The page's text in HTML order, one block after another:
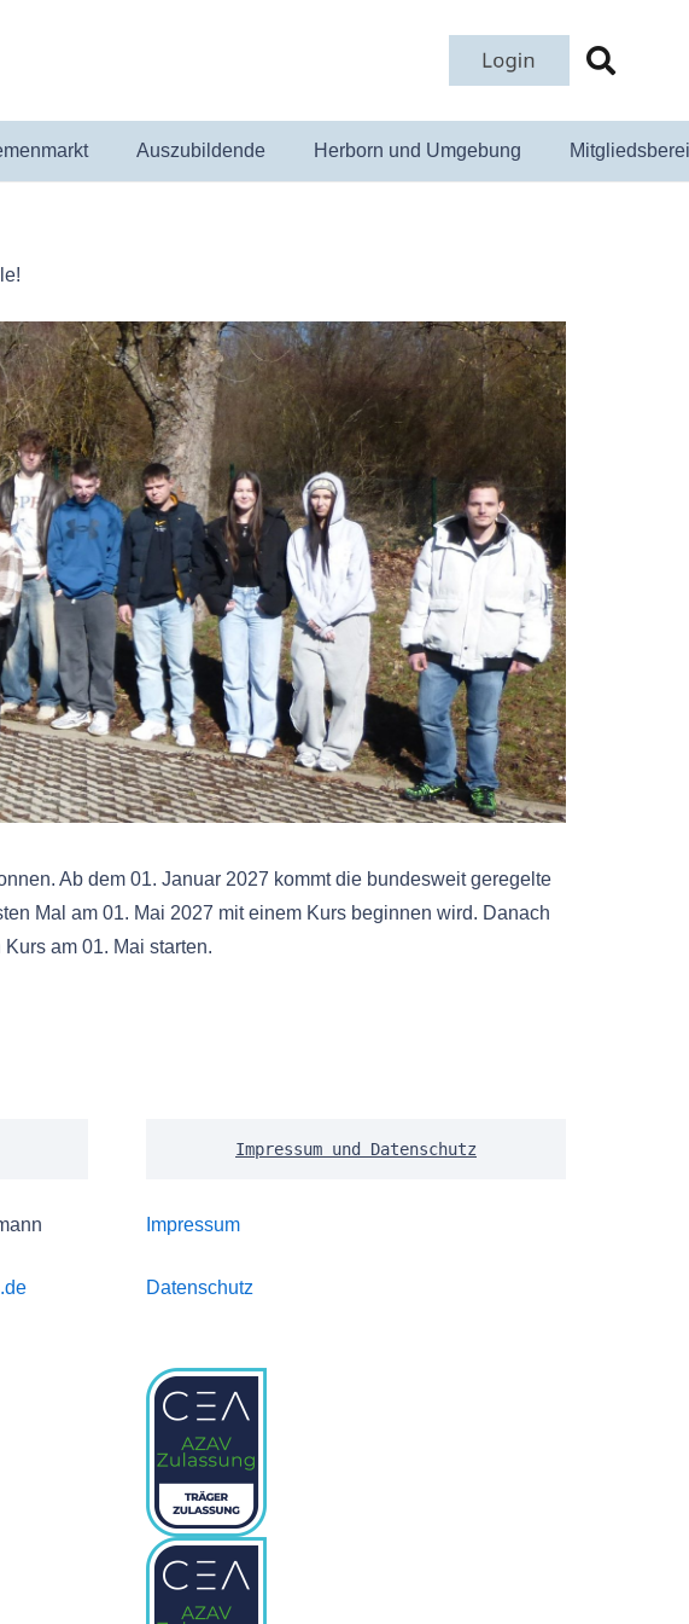
Auszubildende Herborn und Umgebung
Ab dem 01. Januar 2027 kommt die bundesweit geregelte
Mal am 01. Mai 2027 mit einem Kurs beginnen wird. Danach
am 01. Mai starten.
Impressum und Datenschutz
Impressum
Datenschutz